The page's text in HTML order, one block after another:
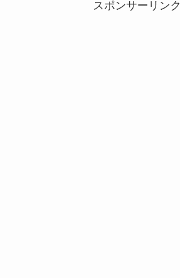
スポンサーリンク